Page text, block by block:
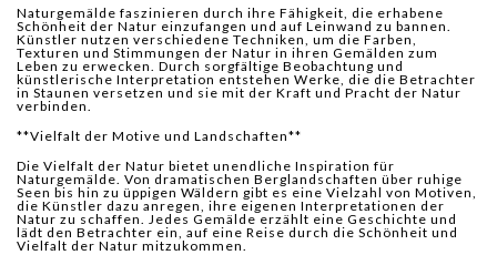
Naturgemälde faszinieren durch ihre Fähigkeit, die erhabene
Schönheit der Natur einzufangen und auf Leinwand zu bannen.
Künstler nutzen verschiedene Techniken, um die Farben,
Texturen und Stimmungen der Natur in ihren Gemälden zum
Leben zu erwecken. Durch sorgfältige Beobachtung und
künstlerische Interpretation entstehen Werke, die die Betrachter
in Staunen versetzen und sie mit der Kraft und Pracht der Natur
verbinden.
**Vielfalt der Motive und Landschaften**
Die Vielfalt der Natur bietet unendliche Inspiration für
Naturgemälde. Von dramatischen Berglandschaften über ruhige
Seen bis hin zu üppigen Wäldern gibt es eine Vielzahl von Motiven,
die Künstler dazu anregen, ihre eigenen Interpretationen der
Natur zu schaffen. Jedes Gemälde erzählt eine Geschichte und
lädt den Betrachter ein, auf eine Reise durch die Schönheit und
Vielfalt der Natur mitzukommen.